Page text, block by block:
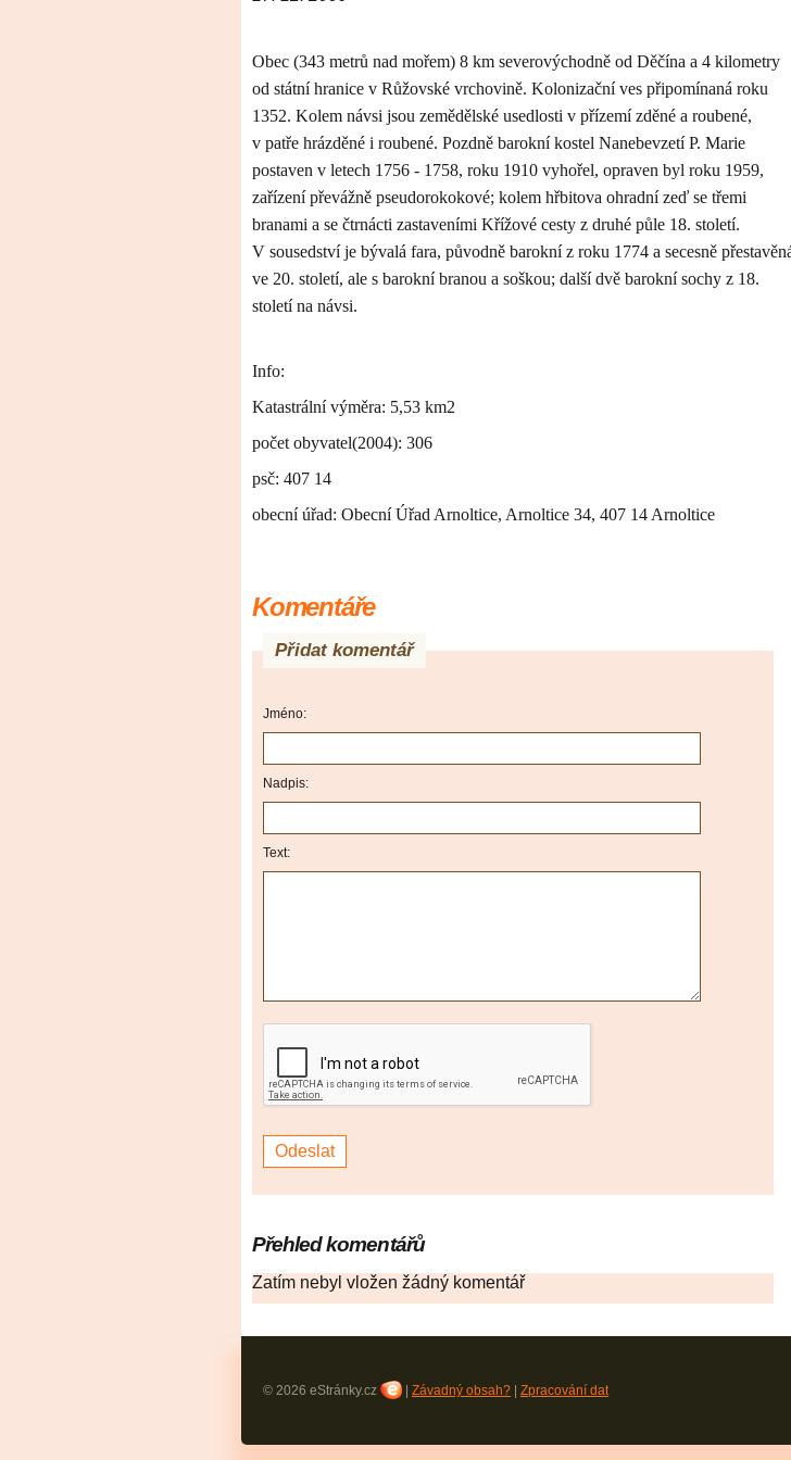
Obec (343 metrů nad mořem) 8 km severovýchodně od Děčína a 4 kilometry
od státní hranice v Růžovské vrchovině. Kolonizační ves připomínaná roku
1352. Kolem návsi jsou zemědělské usedlosti v přízemí zděné a roubené,
v patře hrázděné i roubené. Pozdně barokní kostel Nanebevzetí P. Marie
postaven v letech 1756 - 1758, roku 1910 vyhořel, opraven byl roku 1959,
zařízení převážně pseudorokokové; kolem hřbitova ohradní zeď se třemi
branami a se čtrnácti zastaveními Křížové cesty z druhé půle 18. století.
V sousedství je bývalá fara, původně barokní z roku 1774 a secesně
ve 20. století, ale s barokní branou a soškou; další dvě barokní sochy z 18.
století na návsi.
Info:
Katastrální výměra: 5,53 km2
počet obyvatel(2004): 306
psč: 407 14
obecní úřad: Obecní Úřad Arnoltice, Arnoltice 34, 407 14 Arnoltice
Komentáře
Přidat komentář
Jméno:
Nadpis:
Text:
Přehled komentářů
Zatím nebyl vložen žádný komentář
© 2026 eStránky.cz Závadný obsah? Zpracování dat